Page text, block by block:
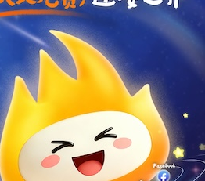
反对
反对[0]